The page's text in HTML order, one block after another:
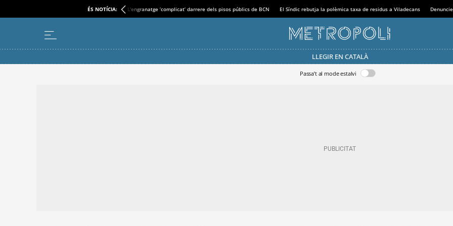
ÉS NOTÍCIA: L'engranatge ‘complicat’ darrere dels pisos públics de BCN El Síndic rebutja la polèmica taxa de residus a Viladecans
LLEGIR EN CATALÀ
Passa’t al mode estalvi